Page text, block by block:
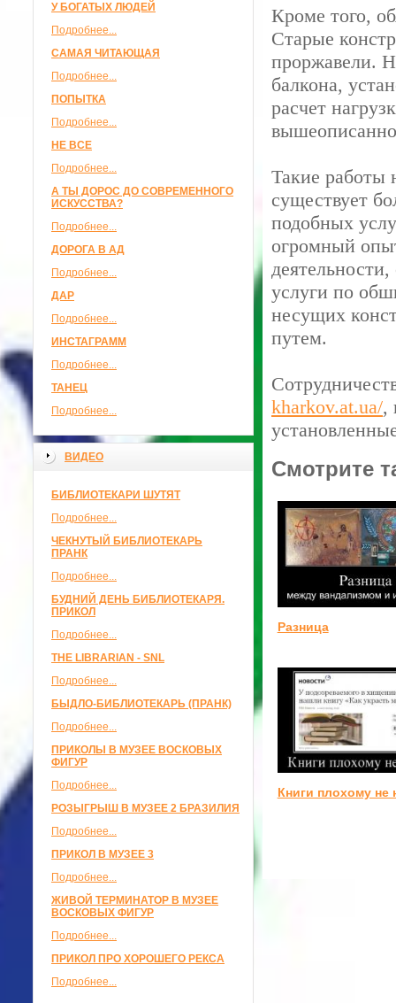
У БОГАТЫХ ЛЮДЕЙ
Подробнее...
САМАЯ ЧИТАЮЩАЯ
Подробнее...
ПОПЫТКА
Подробнее...
НЕ ВСЕ
Подробнее...
А ТЫ ДОРОС ДО СОВРЕМЕННОГО
ИСКУССТВА?
Подробнее...
ДОРОГА В АД
Подробнее...
ДАР
Подробнее...
ИНСТАГРАММ
Подробнее...
ТАНЕЦ
Подробнее...
ВИДЕО
БИБЛИОТЕКАРИ ШУТЯТ
Подробнее...
ЧЕКНУТЫЙ БИБЛИОТЕКАРЬ
ПРАНК
Подробнее...
БУДНИЙ ДЕНЬ БИБЛИОТЕКАРЯ.
ПРИКОЛ
Подробнее...
THE LIBRARIAN - SNL
Подробнее...
БЫДЛО-БИБЛИОТЕКАРЬ (ПРАНК)
Подробнее...
ПРИКОЛЫ В МУЗЕЕ ВОСКОВЫХ
ФИГУР
Подробнее...
РОЗЫГРЫШ В МУЗЕЕ 2 БРАЗИЛИЯ
Подробнее...
ПРИКОЛ В МУЗЕЕ 3
Подробнее...
ЖИВОЙ ТЕРМИНАТОР В МУЗЕЕ
ВОСКОВЫХ ФИГУР
Подробнее...
ПРИКОЛ ПРО ХОРОШЕГО РЕКСА
Подробнее...
Кроме того,
Старые
проржавели.
балкона,
расчет
Такие работы
существует
подобных
огромный
услуги по
несущих
путем.
kharkov.at.ua/,
Смотрите
Разница
Книги плохому не